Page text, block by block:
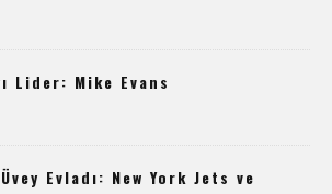
Lider: Mike Evans
Evladı: New York Jets ve